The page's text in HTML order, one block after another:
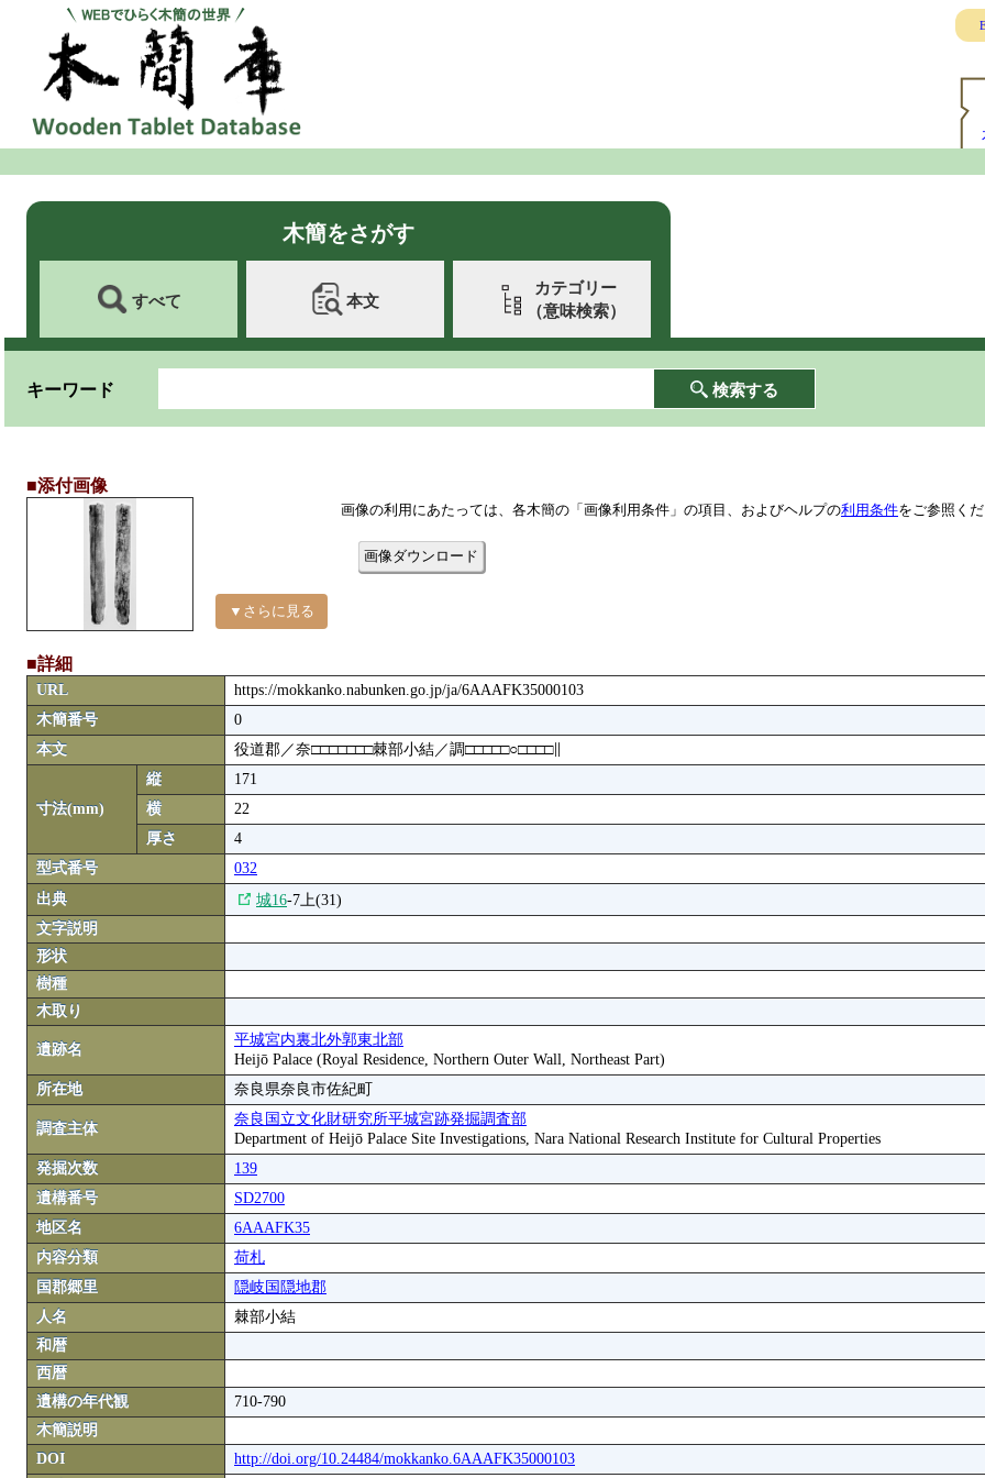
木簡をさがす
すべて 本文
カテゴリー
（意味検索）
キーワード 検索する
■添付画像
▼さらに見る
画像の利用にあたっては、各木簡の「画像利用条件」の項目、およびヘルプの利用条件をご参照く
画像ダウンロード
■詳細
URL
https://mokkanko.nabunken.go.jp/ja/6AAAFK35000103
木簡番号
0
本文
役道郡／奈□□□□□□□棘部小結／調□□□□□○□□□□∥
寸法(mm)
縦
171
横
22
厚さ
4
型式番号
032
出典
城16-7上(31)
文字説明
形状
樹種
木取り
遺跡名
平城宮内裏北外郭東北部
Heijō Palace (Royal Residence, Northern Outer Wall, Northeast Part)
所在地
奈良県奈良市佐紀町
調査主体
奈良国立文化財研究所平城宮跡発掘調査部
Department of Heijō Palace Site Investigations, Nara National Research Institute for Cultural Properties
発掘次数
139
遺構番号
SD2700
地区名
6AAAFK35
内容分類
荷札
国郡郷里
隠岐国隠地郡
人名
棘部小結
和暦
西暦
遺構の年代観
710-790
木簡説明
DOI
http://doi.org/10.24484/mokkanko.6AAAFK35000103